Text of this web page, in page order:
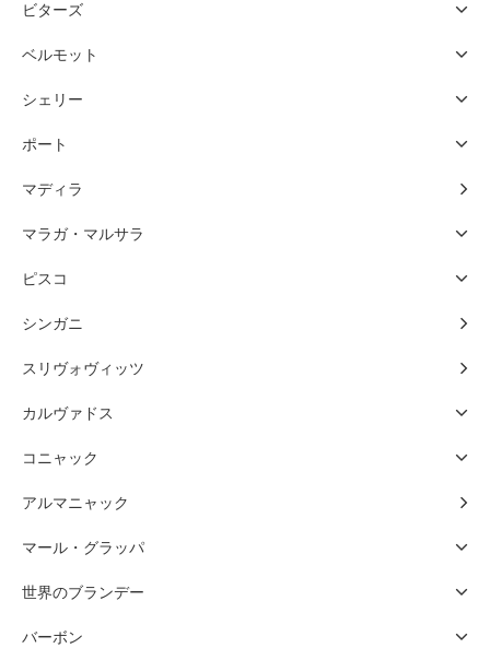
ビターズ
ベルモット
シェリー
ポート
マディラ
マラガ・マルサラ
ピスコ
シンガニ
スリヴォヴィッツ
カルヴァドス
コニャック
アルマニャック
マール・グラッパ
世界のブランデー
バーボン